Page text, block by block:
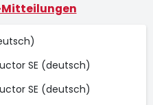
SE (deutsch)
SE (deutsch)